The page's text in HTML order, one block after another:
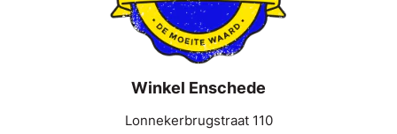
Winkel Enschede
Lonnekerbrugstraat 110